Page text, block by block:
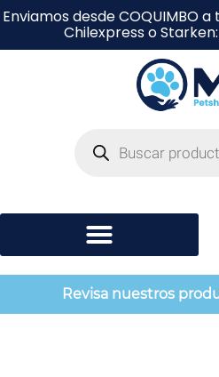
Enviamos desde COQUIMBO
Chilexpress o Starken:
Revisa nuestros